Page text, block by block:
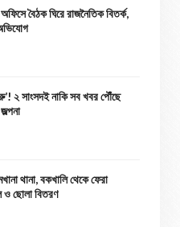
বৈঠক ঘিরে রাজনৈতিক বিতর্ক,
২ সাংসদই নাকি সব খবর পৌঁছে
থানা, বকখালি থেকে ফেরা
ও ছোলা বিতরণ